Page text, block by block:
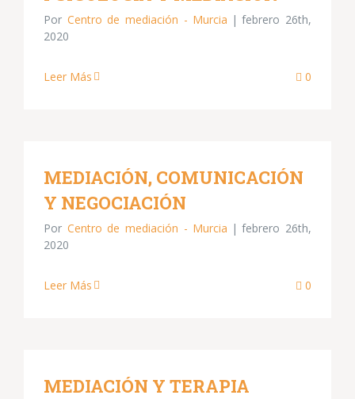
Por Centro de mediación - Murcia | febrero 26th,
2020
Leer Más 0
MEDIACIÓN, COMUNICACIÓN
Y NEGOCIACIÓN
Por Centro de mediación - Murcia | febrero 26th,
2020
Leer Más 0
MEDIACIÓN Y TERAPIA